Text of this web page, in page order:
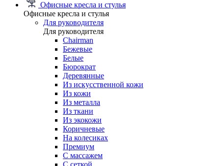
Офисные кресла и стулья
Офисные кресла и стулья
Для руководителя
Для руководителя
Chairman
Бежевые
Белые
Бюрократ
Деревянные
Из искусственной кожи
Из кожи
Из металла
Из ткани
Из экокожи
Коричневые
На колесиках
Премиум
С массажем
С сеткой